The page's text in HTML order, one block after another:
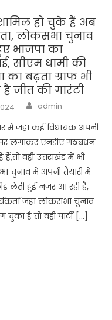
हो चुके हैं अब
लोकसभा चुनाव
भाजपा का
सीएम धामी की
का बढ़ता ग्राफ भी
जीत की गारंटी
Author
admin
में जहां कई विधायक अपनी
पर लगाकर एनडीए गठबंधन
वहीं उत्तराखंड में भी
चुनाव में अपनी तैयारी में
लेती हुई नजर आ रही है,
जहां लोकसभा चुनाव
चुका है तो वही पार्टी […]